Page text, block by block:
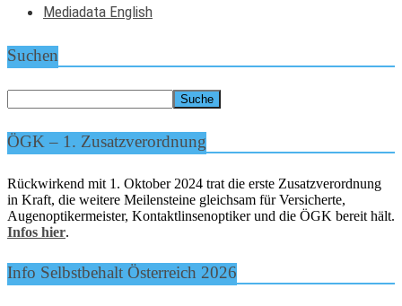
Mediadata English
Suchen
ÖGK – 1. Zusatzverordnung
Rückwirkend mit 1. Oktober 2024 trat die erste Zusatzverordnung
in Kraft, die weitere Meilensteine gleichsam für Versicherte,
Augenoptikermeister, Kontaktlinsenoptiker und die ÖGK bereit hält.
Infos hier.
Info Selbstbehalt Österreich 2026